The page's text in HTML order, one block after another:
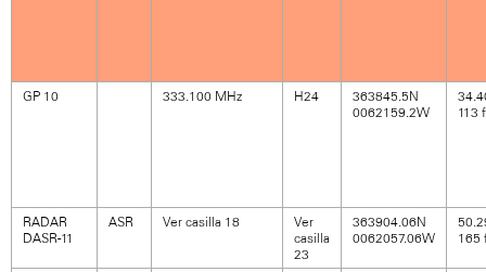
GP 10 333.100 MHz H24
363845.5N
0062159.2W
113
RADAR
DASR-11
ASR Ver casilla 18
Ver
casilla
23
363904.06N
0062057.06W
165